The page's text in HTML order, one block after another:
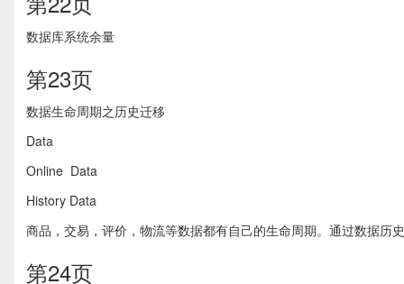
数据库系统余量
第23页
数据生命周期之历史迁移
Data
Online Data
History Data
商品，交易，评价，物流等数据都有自己的生命周期。通过数据历
第24页